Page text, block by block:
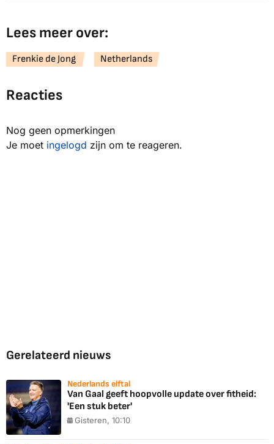
Lees meer over:
Frenkie de Jong Netherlands
Reacties
Nog geen opmerkingen
Je moet ingelogd zijn om te reageren.
Gerelateerd nieuws
Nederlands elftal
Van Gaal geeft hoopvolle update over fitheid:
'Een stuk beter'
Gisteren, 10:10